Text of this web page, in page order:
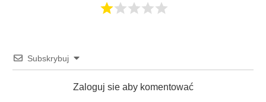
Subskrybuj
Zaloguj sie aby komentować